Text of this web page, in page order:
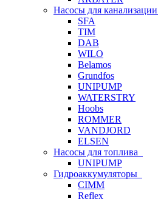
Насосы для канализации
SFA
TIM
DAB
WILO
Belamos
Grundfos
UNIPUMP
WATERSTRY
Hoobs
ROMMER
VANDJORD
ELSEN
Насосы для топлива
UNIPUMP
Гидроаккумуляторы
CIMM
Reflex